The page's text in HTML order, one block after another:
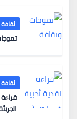
ثقافة
ثقافة